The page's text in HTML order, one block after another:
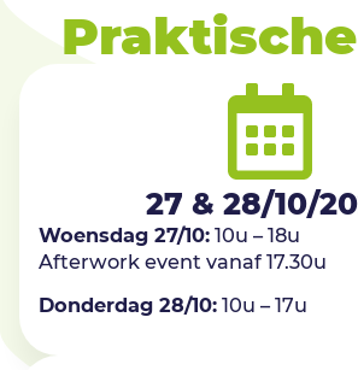
27 & 28/10/
Woensdag 27/10: 10u – 18u
Afterwork event vanaf 17.30u
Donderdag 28/10: 10u – 17u